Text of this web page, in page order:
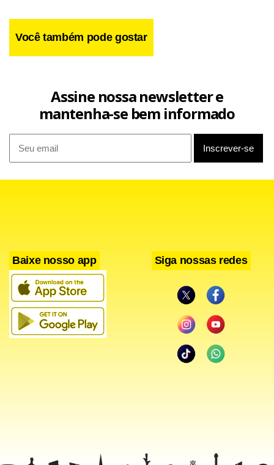
Você também pode gostar
Assine nossa newsletter e
mantenha-se bem informado
Baixe nosso app Siga nossas redes